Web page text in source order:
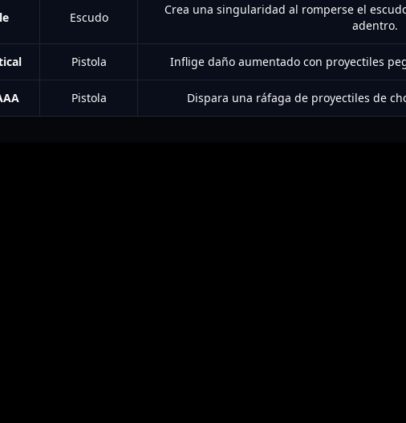
Escudo
Crea una singularidad al romperse el
adentro.
Pistola Inflige daño aumentado con proyectiles
Pistola Dispara una ráfaga de proyectiles de